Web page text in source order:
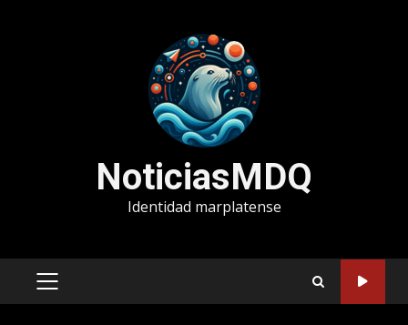
NoticiasMDQ
Identidad marplatense
MENÚ